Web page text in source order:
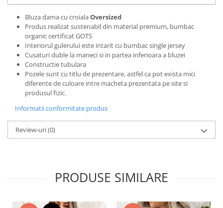
Hanorace Unisex
Body-uri
Bluza dama cu croialaOversized
Produs realizat sustenabil din material premium, bumbac
organic certificat GOTS
Interiorul gulerului este intarit cu bumbac single jersey
Cusaturi duble la maneci si in partea inferioara a bluzei
Constructie tubulara
Pozele sunt cu titlu de prezentare, astfel ca pot exista mici
diferente de culoare intre macheta prezentata pe site si
produsul fizic.
Informatii conformitate produs
Review-uri(0)
PRODUSE SIMILARE